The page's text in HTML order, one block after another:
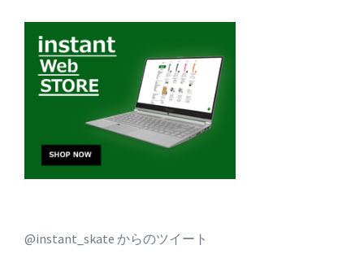
@instant_skate からのツイート